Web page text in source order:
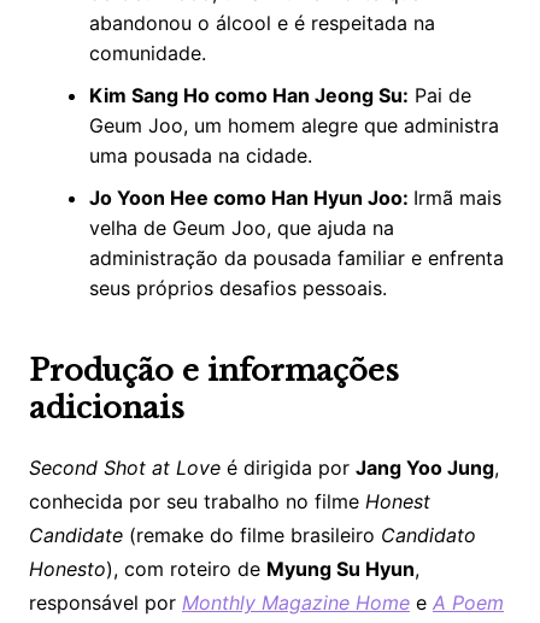
abandonou o álcool e é respeitada na
comunidade.​
Kim Sang Ho como Han Jeong Su: Pai de
Geum Joo, um homem alegre que administra
uma pousada na cidade.​
Jo Yoon Hee como Han Hyun Joo: Irmã mais
velha de Geum Joo, que ajuda na
administração da pousada familiar e enfrenta
seus próprios desafios pessoais.
Produção e informações
adicionais
Second Shot at Loveé dirigida por Jang Yoo Jung,
conhecida por seu trabalho no filme Honest
Candidate (remake do filme brasileiro Candidato
Honesto), com roteiro de Myung Su Hyun,
responsável por Monthly Magazine Home e A Poem